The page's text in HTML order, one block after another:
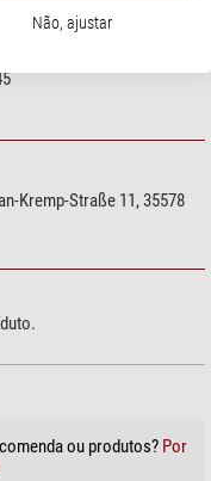
Kremp-Straße 11, 35578
ou produtos? Por
Não, ajustar